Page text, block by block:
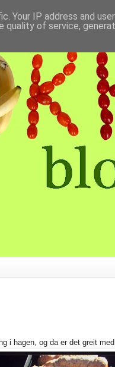
i hagen, og da er det greit
Your IP address and
quality of service,